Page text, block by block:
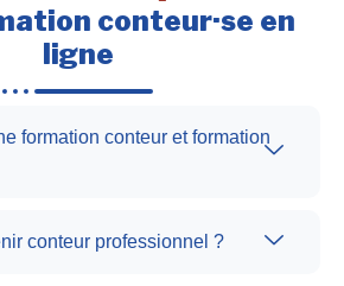
conteur·se en
ligne
formation conteur et formation
conteur professionnel ?